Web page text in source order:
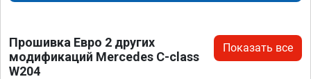
Прошивка Евро 2 других
модификаций Mercedes C-class
W204
Показать все